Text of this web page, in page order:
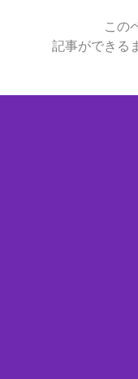
この
記事ができる